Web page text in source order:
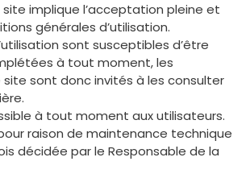
site implique l’acceptation pleine et
générales d’utilisation.
sont susceptibles d’être
à tout moment, les
sont donc invités à les consulter
à tout moment aux utilisateurs.
raison de maintenance technique
décidée par le Responsable de la